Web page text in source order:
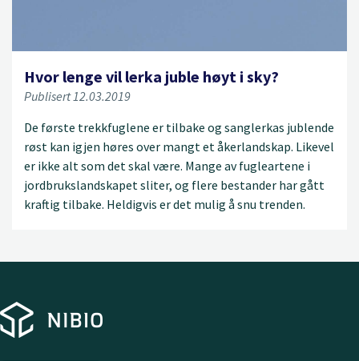
Hvor lenge vil lerka juble høyt i sky?
Publisert 12.03.2019
De første trekkfuglene er tilbake og sanglerkas jublende
røst kan igjen høres over mangt et åkerlandskap. Likevel
er ikke alt som det skal være. Mange av fugleartene i
jordbrukslandskapet sliter, og flere bestander har gått
kraftig tilbake. Heldigvis er det mulig å snu trenden.